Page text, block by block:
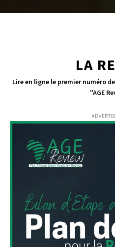
LA
Lire en ligne le premier numéro
"AGE